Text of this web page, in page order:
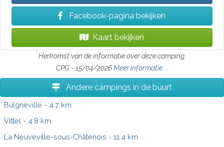
Facebook-pagina bekijken
Kaart bekijken
Herkomst van de informatie over deze camping:
CPG - 15/04/2026Meer informatie ...
Andere campings in de buurt
Bulgnéville - 4.7 km
Vittel - 4.8 km
La Neuveville-sous-Châtenois - 11.4 km